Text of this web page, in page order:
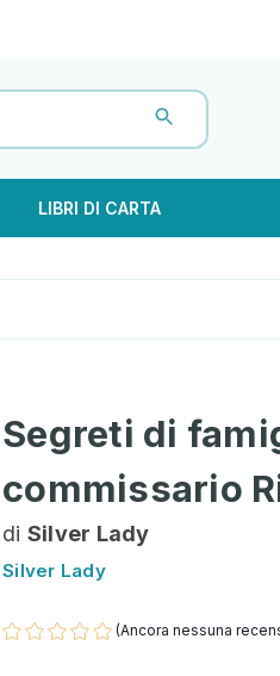
LIBRI DI CARTA
Segreti di
commissario
di Silver Lady
Silver Lady
(Ancora nessuna